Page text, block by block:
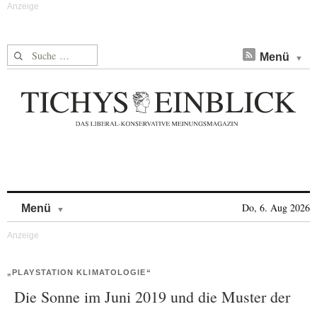
Suche nach: Menü
Menü Do, 6. Aug 2026
„PLAYSTATION KLIMATOLOGIE“
Die Sonne im Juni 2019 und die Muster der